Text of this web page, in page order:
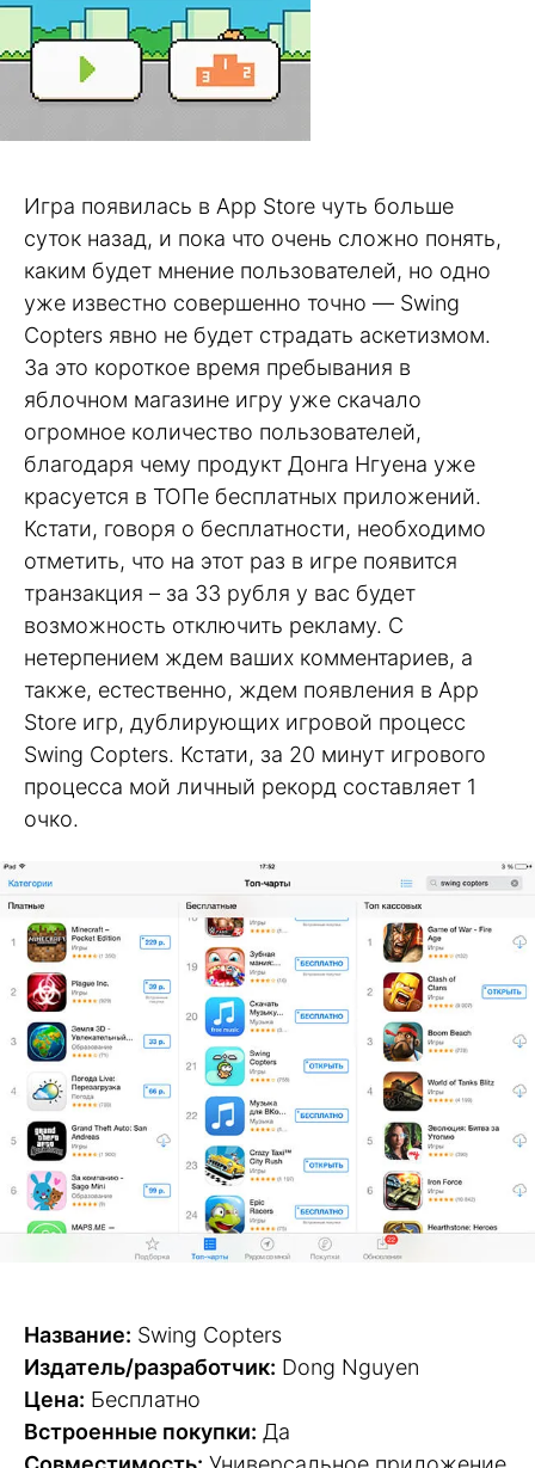
Игра появилась в App Store чуть больше
суток назад, и пока что очень сложно понять,
каким будет мнение пользователей, но одно
уже известно совершенно точно — Swing
Copters явно не будет страдать аскетизмом.
За это короткое время пребывания в
яблочном магазине игру уже скачало
огромное количество пользователей,
благодаря чему продукт Донга Нгуена уже
красуется в ТОПе бесплатных приложений.
Кстати, говоря о бесплатности, необходимо
отметить, что на этот раз в игре появится
транзакция – за 33 рубля у вас будет
возможность отключить рекламу. С
нетерпением ждем ваших комментариев, а
также, естественно, ждем появления в App
Store игр, дублирующих игровой процесс
Swing Copters. Кстати, за 20 минут игрового
процесса мой личный рекорд составляет 1
очко.
Название: Swing Copters
Издатель/разработчик: Dong Nguyen
Цена: Бесплатно
Встроенные покупки: Да